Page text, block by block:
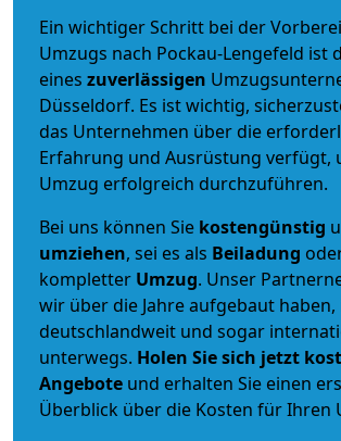
Ein wichtiger Schritt bei der
Umzugs nach Pockau-Lengefeld ist
eines zuverlässigen
Düsseldorf. Es ist wichtig,
das Unternehmen über die
Erfahrung und Ausrüstung verfügt,
Umzug erfolgreich durchzuführen.
Bei uns können Sie kostengünstig
umziehen, sei es als Beiladung
kompletter Umzug. Unser
wir über die Jahre aufgebaut haben,
deutschlandweit und sogar
unterwegs. Holen Sie sich jetzt
Angebote und erhalten Sie einen
Überblick über die Kosten für Ihren